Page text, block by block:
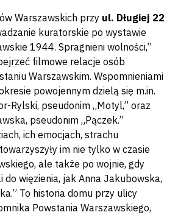
Warszawskich przy ul. Długiej 22
kuratorskie po wystawie
1944. Spragnieni wolności,”
filmowe relacje osób
Warszawskim. Wspomnieniami
powojennym dzielą się m.in.
Rylski, pseudonim „Motyl,” oraz
pseudonim „Pączek.”
ich emocjach, strachu
im nie tylko w czasie
ale także po wojnie, gdy
do więzienia, jak Anna Jakubowska,
To historia domu przy ulicy
Powstania Warszawskiego,